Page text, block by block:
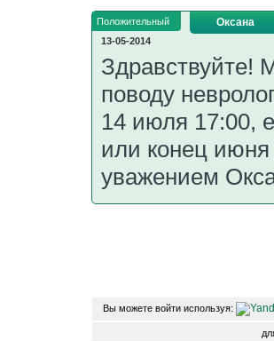
Положительный
13-05-2014
Оксана
Здравствуйте!
поводу
14 июля 17:00,
или конец июня
уважением
Вы можете войти используя: